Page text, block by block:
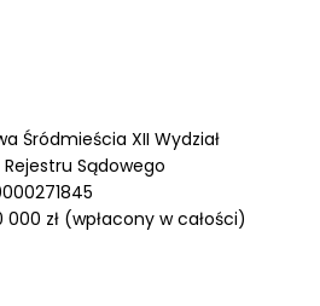
Śródmieścia XII Wydział
Sądowego
000 zł (wpłacony w całości)